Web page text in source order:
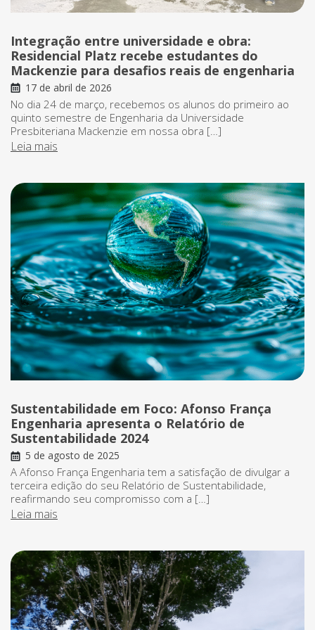
Integração entre universidade e obra:
Residencial Platz recebe estudantes do
Mackenzie para desafios reais de engenharia
17 de abril de 2026
No dia 24 de março, recebemos os alunos do primeiro ao
quinto semestre de Engenharia da Universidade
Presbiteriana Mackenzie em nossa obra […]
Leia mais
Sustentabilidade em Foco: Afonso França
Engenharia apresenta o Relatório de
Sustentabilidade 2024
5 de agosto de 2025
A Afonso França Engenharia tem a satisfação de divulgar a
terceira edição do seu Relatório de Sustentabilidade,
reafirmando seu compromisso com a […]
Leia mais